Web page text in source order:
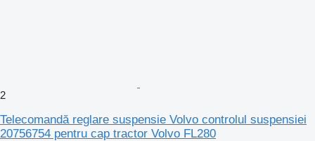
2
Telecomandă reglare suspensie Volvo controlul suspensiei
20756754 pentru cap tractor Volvo FL280